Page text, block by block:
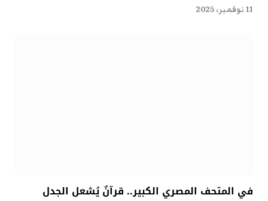
11 نوفمبر، 2025
في المتحف المصري الكبير.. قرآنٌ يُشعل الجدل